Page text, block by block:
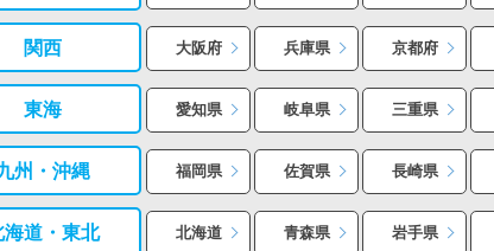
関西 大阪府 兵庫県 京都府
東海 愛知県 岐阜県 三重県
州・沖縄 福岡県 佐賀県 長崎県
海道・東北 北海道 青森県 岩手県